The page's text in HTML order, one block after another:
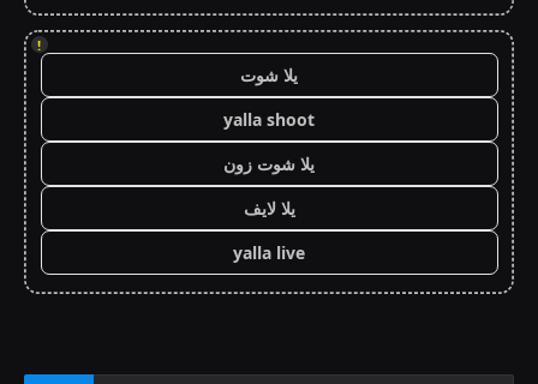
!
يلا شوت
yalla shoot
يلا شوت زون
يلا لايف
yalla live